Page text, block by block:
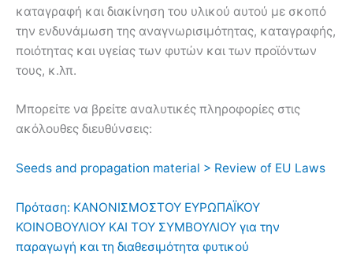
καταγραφή και διακίνηση του υλικού αυτού με σκοπό
την ενδυνάμωση της αναγνωρισιμότητας, καταγραφής,
ποιότητας και υγείας των φυτών και των προϊόντων
τους, κ.λπ.
Μπορείτε να βρείτε αναλυτικές πληροφορίες στις
ακόλουθες διευθύνσεις:
Seeds and propagation material > Review of EU Laws
Πρόταση: ΚΑΝΟΝΙΣΜΟΣΤΟΥ ΕΥΡΩΠΑΪΚΟΥ
ΚΟΙΝΟΒΟΥΛΙΟΥ ΚΑΙ ΤΟΥ ΣΥΜΒΟΥΛΙΟΥ για την
παραγωγή και τη διαθεσιμότητα φυτικού